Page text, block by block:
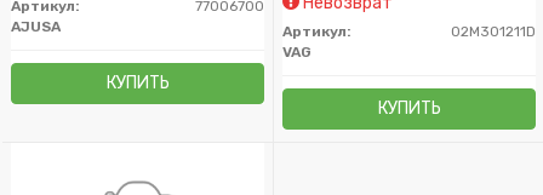
Артикул:
77006700
AJUSA
КУПИТЬ
Артикул:
02M301211D
VAG
КУПИТЬ